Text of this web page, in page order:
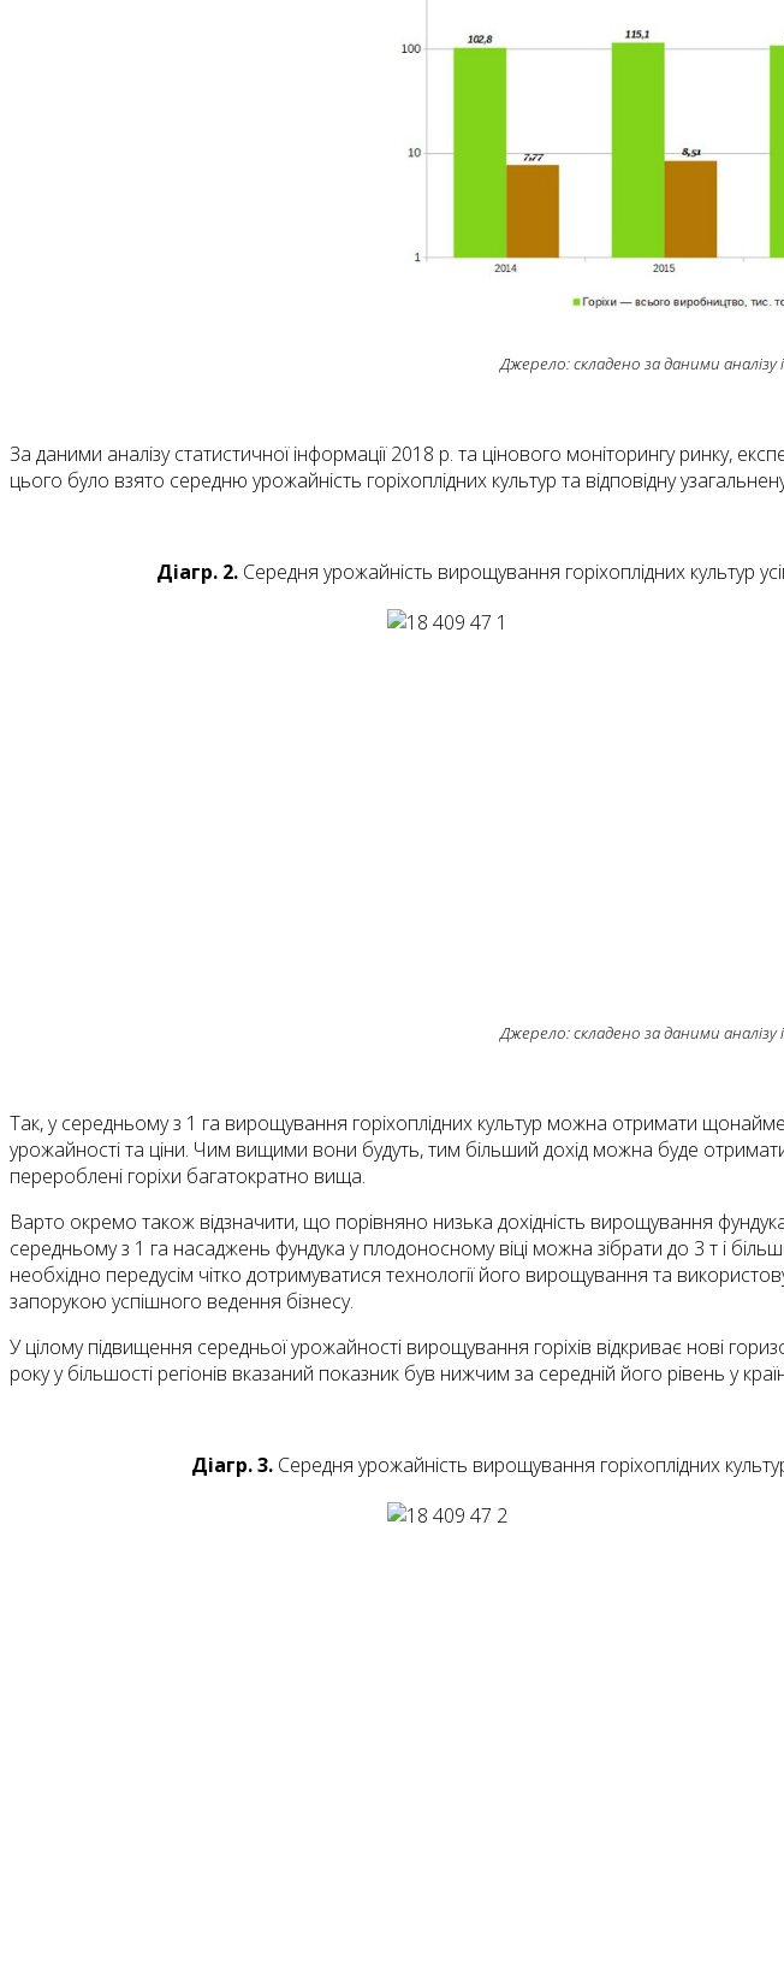
Джерело: складено за даними
За даними аналізу статистичної інформації 2018 р. та цінового моніторингу ринку,
цього було взято середню урожайність горіхоплідних культур та відповідну
Діагр. 2.Середня урожайність вирощування горіхоплідних культур
Джерело: складено за даними
Так, у середньому з 1 га вирощування горіхоплідних культур можна отримати
урожайності та ціни. Чим вищими вони будуть, тим більший дохід можна буде
перероблені горіхи багатократно вища.
Варто окремо також відзначити, що порівняно низька дохідність вирощування
середньому з 1 га насаджень фундука у плодоносному віці можна зібрати до 3 т і
необхідно передусім чітко дотримуватися технології його вирощування та
запорукою успішного ведення бізнесу.
У цілому підвищення середньої урожайності вирощування горіхів відкриває нові
року у більшості регіонів вказаний показник був нижчим за середній його рівень у
Діагр. 3.Середня урожайність вирощування горіхоплідних